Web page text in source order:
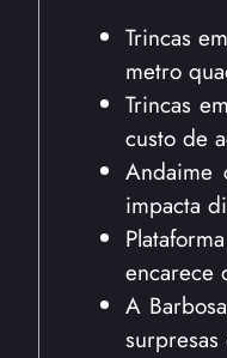
Trincas
metro
Trincas
custo de
Andaime
impacta
encarece
A